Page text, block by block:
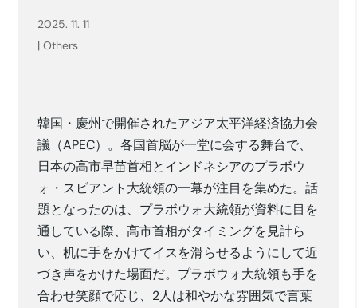
2025. 11. 11
|Others
韓国・慶州で開催されたアジア太平洋経済協力会
議（APEC）。各国首脳が一堂に会する舞台で、
日本の高市早苗首相とインドネシアのプラボウ
ォ・スビアント大統領の一幕が注目を集めた。話
題となったのは、プラボウォ大統領が資料に目を
通している際、高市首相がタイミングを見計ら
い、机に手をかけてイスを滑らせるようにして近
づき声をかけた場面だ。プラボウォ大統領も手を
合わせ笑顔で応じ、2人は和やかな雰囲気で言葉